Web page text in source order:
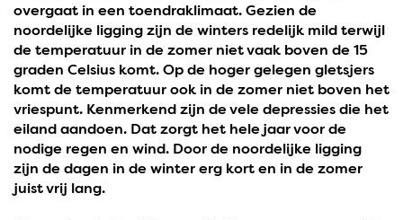
overgaat in een toendraklimaat. Gezien de
noordelijke ligging zijn de winters redelijk mild terwijl
de temperatuur in de zomer niet vaak boven de 15
graden Celsius komt. Op de hoger gelegen gletsjers
komt de temperatuur ook in de zomer niet boven het
vriespunt. Kenmerkend zijn de vele depressies die het
eiland aandoen. Dat zorgt het hele jaar voor de
nodige regen en wind. Door de noordelijke ligging
zijn de dagen in de winter erg kort en in de zomer
juist vrij lang.